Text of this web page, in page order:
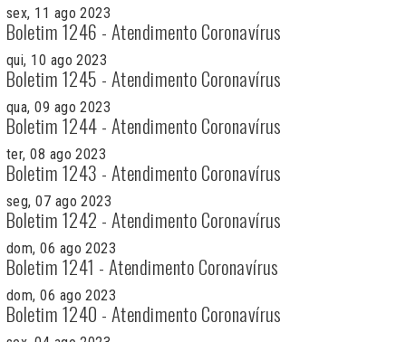
sex, 11 ago 2023
Boletim 1246 - Atendimento Coronavírus
qui, 10 ago 2023
Boletim 1245 - Atendimento Coronavírus
qua, 09 ago 2023
Boletim 1244 - Atendimento Coronavírus
ter, 08 ago 2023
Boletim 1243 - Atendimento Coronavírus
seg, 07 ago 2023
Boletim 1242 - Atendimento Coronavírus
dom, 06 ago 2023
Boletim 1241 - Atendimento Coronavírus
dom, 06 ago 2023
Boletim 1240 - Atendimento Coronavírus